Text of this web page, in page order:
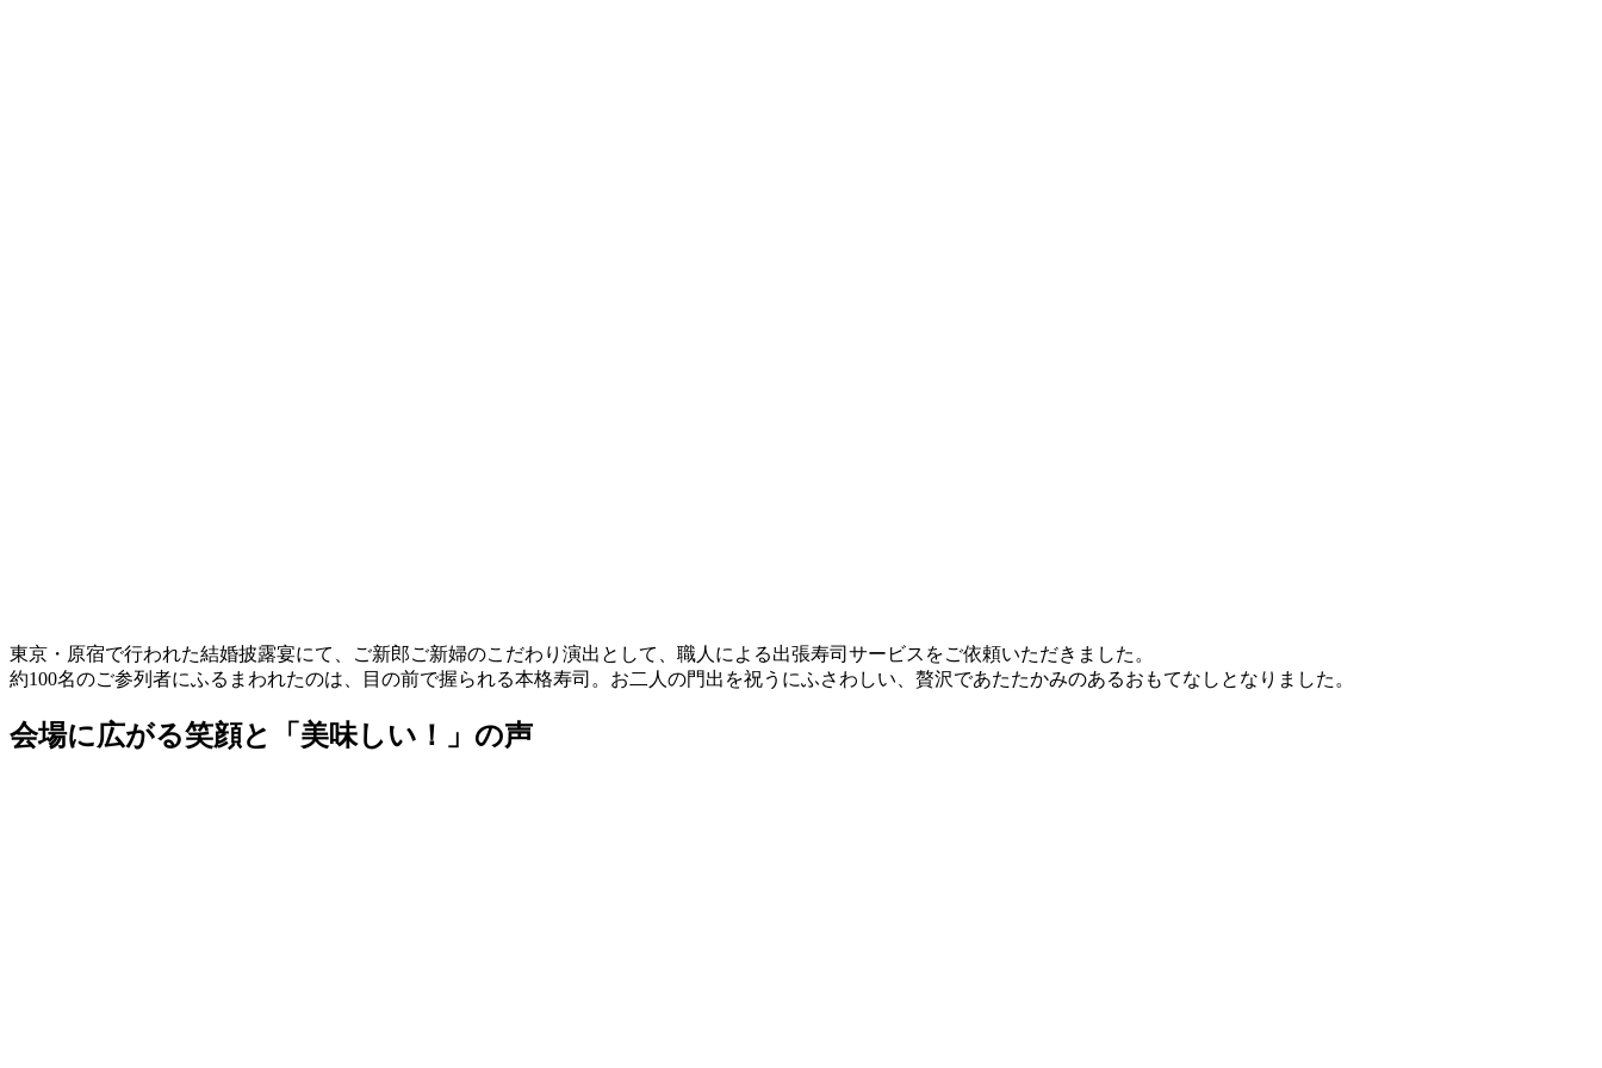
東京・原宿で行われた結婚披露宴にて、ご新郎ご新婦のこだわり演出として、職人による出張寿司サービスをご依頼いただきました。
約100名のご参列者にふるまわれたのは、目の前で握られる本格寿司。お二人の門出を祝うにふさわしい、贅沢であたたかみのあるおもてなしとなりました。
会場に広がる笑顔と「美味しい！」の声